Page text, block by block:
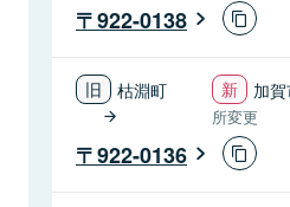
922-0138
枯淵町 加
所変更
922-0136